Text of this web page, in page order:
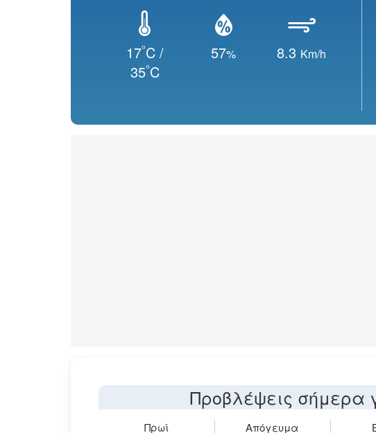
17°C /
35°C
57% 8.3 Km/h
Προβλέψεις σήμερα
Πρωί Απόγευμα